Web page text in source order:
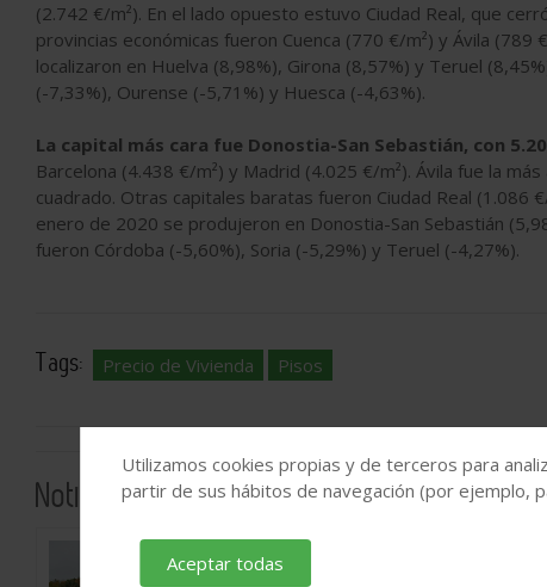
(2.742 €/m²). En el lado opuesto estuvo Ciudad Real, que
provincias económicas fueron Cuenca (770 €/m²) y Ávila
localizaron en Huelva (8,98%), Girona (8,57%) y Teruel
(-7,33%), Ourense (-5,71%) y Huesca (-4,63%).
La capital más cara fue Donostia-San Sebastián, con
Barcelona (4.438 €/m²) y Madrid (4.025 €/m²). Ávila fue la
cuadrado. Otras capitales baratas fueron Ciudad Real (1.086
enero de 2020 se produjeron en Donostia-San Sebastián
fueron Córdoba (-5,60%), Soria (-5,29%) y Teruel (-4,27%).
Tags: Precio de Vivienda Pisos
Noticias relacionadas
El elevado
Utilizamos cookies propias y de terceros para
partir de sus hábitos de navegación (por ejemplo,
Aceptar todas